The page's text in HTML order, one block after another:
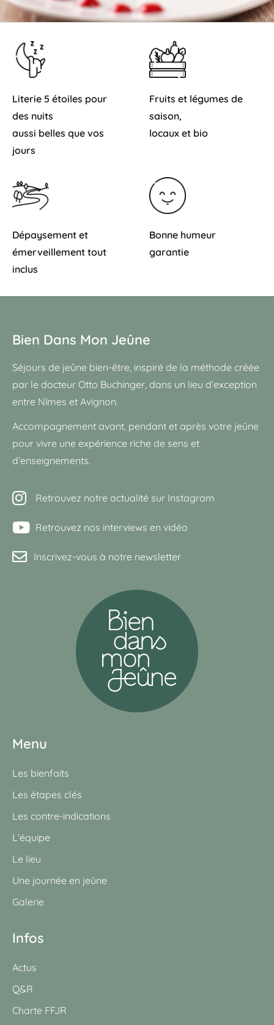
Literie 5 étoiles pour
des nuits
aussi belles que vos
jours
Fruits et légumes de
saison,
locaux et bio
Dépaysement et
émerveillement tout
inclus
Bonne humeur
garantie
Bien Dans Mon Jeûne
Séjours de jeûne bien-être, inspiré de la méthode créée
par le docteur Otto Buchinger, dans un lieu d’exception
entre Nîmes et Avignon.
Accompagnement avant, pendant et après votre jeûne
pour vivre une expérience riche de sens et
d’enseignements.
Retrouvez notre actualité sur Instagram
Retrouvez nos interviews en vidéo
Inscrivez-vous à notre newsletter
Menu
Les bienfaits
Les étapes clés
Les contre-indications
L’équipe
Le lieu
Une journée en jeûne
Galerie
Infos
Actus
Q&R
Charte FFJR